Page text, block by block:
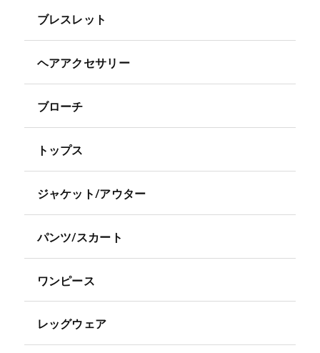
ブレスレット
ヘアアクセサリー
ブローチ
トップス
ジャケット/アウター
パンツ/スカート
ワンピース
レッグウェア